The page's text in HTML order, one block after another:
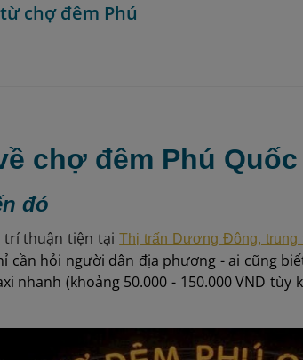
chợ đêm Phú
chợ đêm Phú Quốc
đó
trí thuận tiện tạiThị trấn Dương Đông, trung
cần hỏi người dân địa phương - ai cũng
nhanh (khoảng 50.000 - 150.000 VND